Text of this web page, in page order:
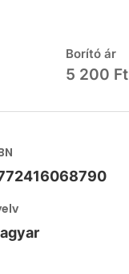
Borító ár
5 200 Ft